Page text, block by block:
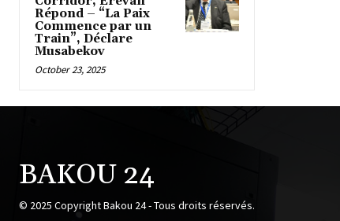
Répond – “La Paix
Commence par un
Train”, Déclare
Musabekov
October 23, 2025
BAKOU 24
© 2025 Copyright Bakou 24 - Tous droits réservés.